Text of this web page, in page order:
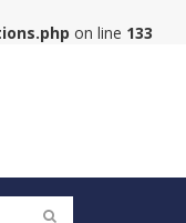
on line 133